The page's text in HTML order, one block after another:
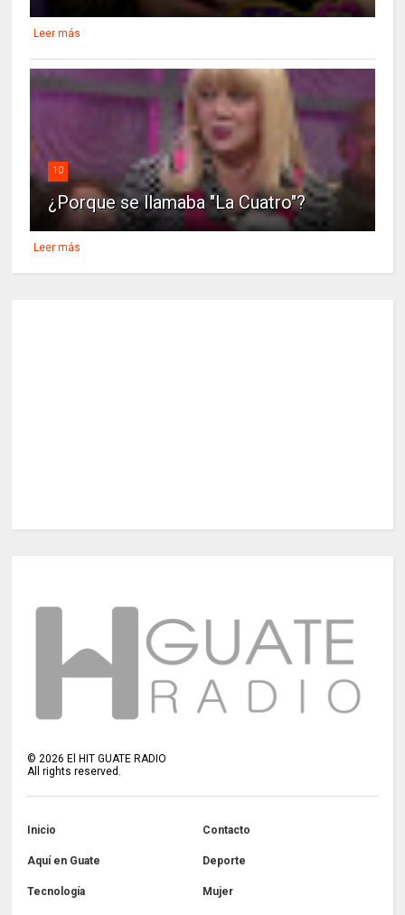
Leer más
10
¿Porque se llamaba "La Cuatro"?
Leer más
©2026 El HIT GUATE RADIO
All rights reserved.
Inicio Contacto
Aquí en Guate Deporte
Tecnología Mujer